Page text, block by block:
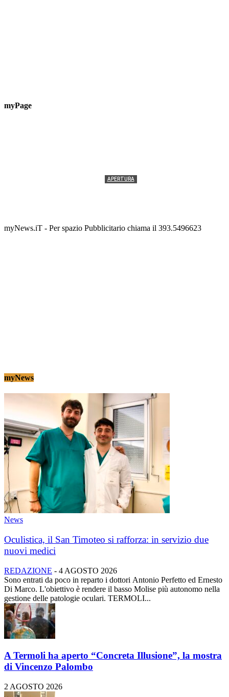
myPage
APERTURA
myNews.iT - Per spazio Pubblicitario chiama il 393.5496623
myNews
News
Oculistica, il San Timoteo si rafforza: in servizio due
nuovi medici
REDAZIONE - 4 AGOSTO 2026
Sono entrati da poco in reparto i dottori Antonio Perfetto ed Ernesto
Di Marco. L'obiettivo è rendere il basso Molise più autonomo nella
gestione delle patologie oculari. TERMOLI...
A Termoli ha aperto “Concreta Illusione”, la mostra
di Vincenzo Palombo
2 AGOSTO 2026